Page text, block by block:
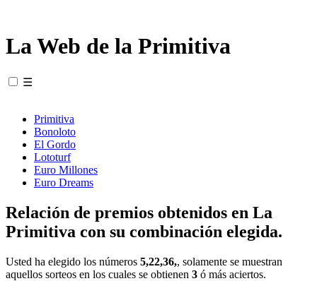
La Web de la Primitiva
☰
Primitiva
Bonoloto
El Gordo
Lototurf
Euro Millones
Euro Dreams
Relación de premios obtenidos en La
Primitiva con su combinación elegida.
Usted ha elegido los números 5,22,36,, solamente se muestran
aquellos sorteos en los cuales se obtienen 3 ó más aciertos.